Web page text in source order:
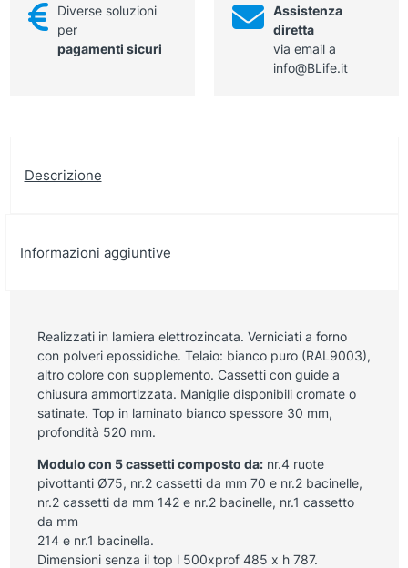
Diverse soluzioni
per
pagamenti sicuri
Assistenza
diretta
via email a
info@BLife.it
Descrizione
Informazioni aggiuntive
Realizzati in lamiera elettrozincata. Verniciati a forno
con polveri epossidiche. Telaio: bianco puro (RAL9003),
altro colore con supplemento. Cassetti con guide a
chiusura ammortizzata. Maniglie disponibili cromate o
satinate. Top in laminato bianco spessore 30 mm,
profondità 520 mm.
Modulo con 5 cassetti composto da:nr.4 ruote
pivottanti Ø75, nr.2 cassetti da mm 70 e nr.2 bacinelle,
nr.2 cassetti da mm 142 e nr.2 bacinelle, nr.1 cassetto
da mm
214 e nr.1 bacinella.
Dimensioni senza il top l 500xprof 485 x h 787.